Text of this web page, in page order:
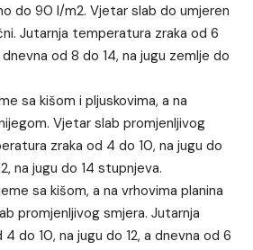
do 90 l/m2. Vjetar slab do umjeren
Jutarnja temperatura zraka od 6
dnevna od 8 do 14, na jugu zemlje do
sa kišom i pljuskovima, a na
Vjetar slab promjenljivog
zraka od 4 do 10, na jugu do
na jugu do 14 stupnjeva.
sa kišom, a na vrhovima planina
promjenljivog smjera. Jutarnja
do 10, na jugu do 12, a dnevna od 6